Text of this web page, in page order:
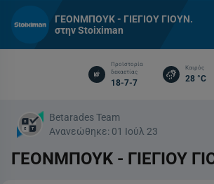
ΓΕΟΝΜΠΟΥΚ - ΓΙΕΓΙΟΥ ΓΙΟΥΝ.
στην Stoiximan
Προϊστορία
δεκαετίας
18-7-7
Καιρός
28 °C
Betarades Team
Ανανεώθηκε: 01 Ιούλ 23
ΓΕΟΝΜΠΟΥΚ - ΓΙΕΓΙΟΥ